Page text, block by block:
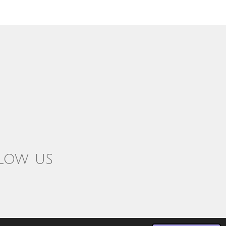
us